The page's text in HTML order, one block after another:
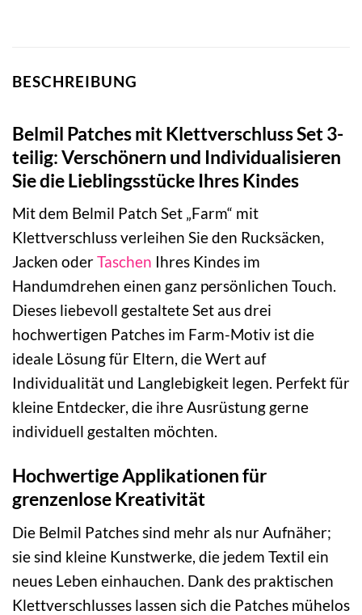
BESCHREIBUNG
Belmil Patches mit Klettverschluss Set 3-
teilig: Verschönern und Individualisieren
Sie die Lieblingsstücke Ihres Kindes
Mit dem Belmil Patch Set „Farm“ mit
Klettverschluss verleihen Sie den Rucksäcken,
Jacken oderTaschen Ihres Kindes im
Handumdrehen einen ganz persönlichen Touch.
Dieses liebevoll gestaltete Set aus drei
hochwertigen Patches im Farm-Motiv ist die
ideale Lösung für Eltern, die Wert auf
Individualität und Langlebigkeit legen. Perfekt für
kleine Entdecker, die ihre Ausrüstung gerne
individuell gestalten möchten.
Hochwertige Applikationen für
grenzenlose Kreativität
Die Belmil Patches sind mehr als nur Aufnäher;
sie sind kleine Kunstwerke, die jedem Textil ein
neues Leben einhauchen. Dank des praktischen
Klettverschlusses lassen sich die Patches mühelos